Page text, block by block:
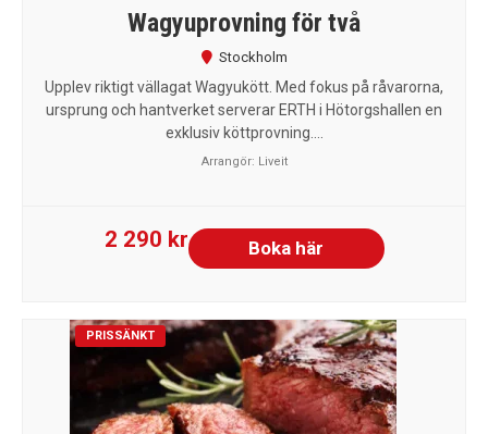
Wagyuprovning för två
Stockholm
Upplev riktigt vällagat Wagyukött. Med fokus på råvarorna,
ursprung och hantverket serverar ERTH i Hötorgshallen en
exklusiv köttprovning....
Arrangör: Liveit
2 290 kr Boka här
PRISSÄNKT